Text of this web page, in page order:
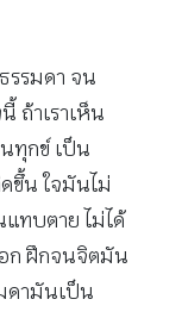
รรมดา จน
ถ้าเราเห็น
ทุกข์ เป็น
ขึ้น ใจมันไม่
ทบตาย ไม่ได้
อก ฝึกจนจิตมัน
ดามันเป็น